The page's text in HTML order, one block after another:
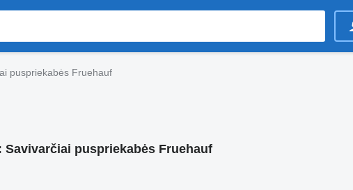
puspriekabės Fruehauf
Savivarčiai puspriekabės Fruehauf